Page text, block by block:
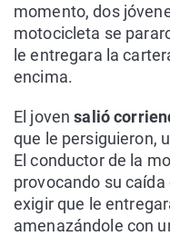
momento, dos
motocicleta se
le entregara la
encima.
El jovensalió
que le persiguieron,
El conductor de la
provocando su
exigir que le
amenazándole con